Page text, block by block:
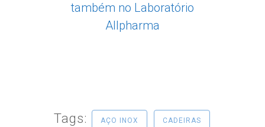
também no Laboratório
Allpharma
Tags: AÇO INOX CADEIRAS